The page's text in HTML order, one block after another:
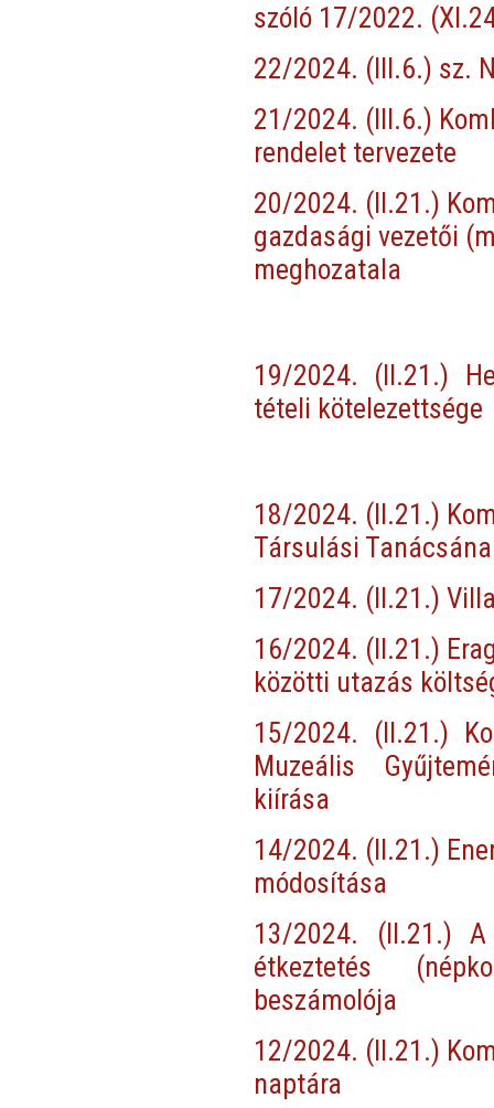
szóló 17/2022.
22/2024. (III.6.) sz.
21/2024. (III.6.)
rendelet tervezete
20/2024. (II.21.)
gazdasági vezetői
meghozatala
19/2024. (II.21.)
tételi kötelezettsége
18/2024. (II.21.)
Társulási
17/2024. (II.21.)
16/2024. (II.21.)
közötti utazás
15/2024. (II.21.)
Muzeális
kiírása
14/2024. (II.21.)
módosítása
13/2024. (II.21.)
étkeztetés
beszámolója
12/2024. (II.21.)
naptára